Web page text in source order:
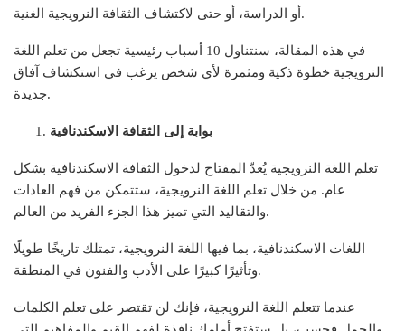
أو الدراسة، أو حتى لاكتشاف الثقافة النرويجية الغنية.
في هذه المقالة، سنتناول 10 أسباب رئيسية تجعل من تعلم اللغة
النرويجية خطوة ذكية ومثمرة لأي شخص يرغب في استكشاف آفاق
جديدة.
بوابة إلى الثقافة الاسكندنافية
تعلم اللغة النرويجية يُعدّ المفتاح لدخول الثقافة الاسكندنافية بشكل
عام. من خلال تعلم اللغة النرويجية، ستتمكن من فهم العادات
والتقاليد التي تميز هذا الجزء الفريد من العالم.
اللغات الاسكندنافية، بما فيها اللغة النرويجية، تمتلك تاريخًا طويلًا
وتأثيرًا كبيرًا على الأدب والفنون في المنطقة.
عندما تتعلم اللغة النرويجية، فإنك لن تقتصر على تعلم الكلمات